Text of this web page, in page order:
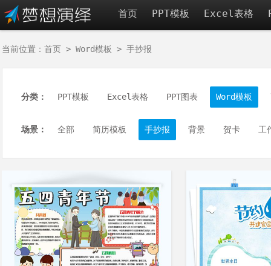
首页 PPT模板 Excel表格
当前位置： 首页> Word模板 > 手抄报
分类： PPT模板 Excel表格 PPT图表 Word模板
场景： 全部 简历模板 手抄报 背景 贺卡 工